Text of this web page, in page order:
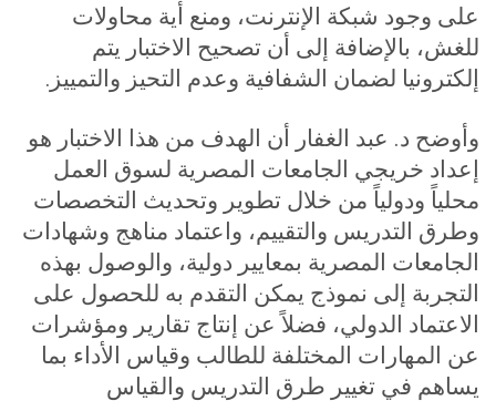
على وجود شبكة الإنترنت، ومنع أية محاولات
للغش، بالإضافة إلى أن تصحيح الاختبار يتم
إلكترونيا لضمان الشفافية وعدم التحيز والتمييز .
وأوضح د. عبد الغفار أن الهدف من هذا الاختبار هو
إعداد خريجي الجامعات المصرية لسوق العمل
محلياً ودولياً من خلال تطوير وتحديث التخصصات
وطرق التدريس والتقييم، واعتماد مناهج وشهادات
الجامعات المصرية بمعايير دولية، والوصول بهذه
التجربة إلى نموذج يمكن التقدم به للحصول على
الاعتماد الدولي، فضلاً عن إنتاج تقارير ومؤشرات
عن المهارات المختلفة للطالب وقياس الأداء بما
يساهم في تغيير طرق التدريس والقياس